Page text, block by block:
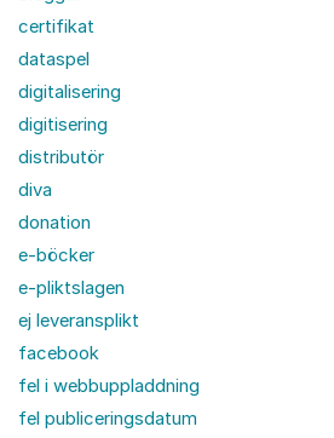
certifikat
dataspel
digitalisering
digitisering
distributör
diva
donation
e-böcker
e-pliktslagen
ej leveransplikt
facebook
fel i webbuppladdning
fel publiceringsdatum